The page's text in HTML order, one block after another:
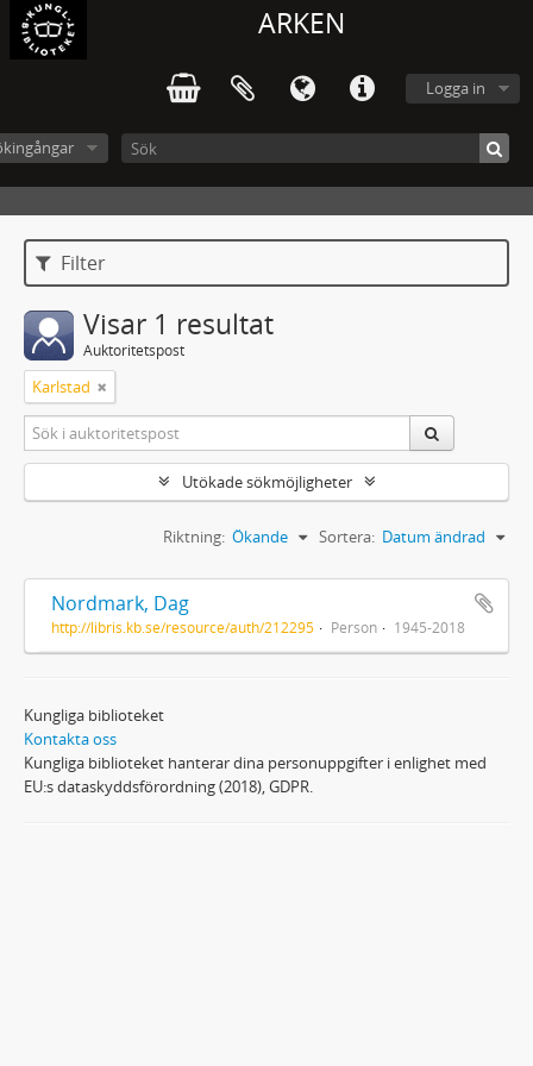
ARKEN
Logga in
Filter
Visar 1 resultat
Auktoritetspost
Karlstad
Utökade sökmöjligheter
Sortera: Datum ändrad
Riktning: Ökande
Nordmark, Dag
http://libris.kb.se/resource/auth/212295 Person 1945-2018
Kungliga biblioteket
Kontakta oss
Kungliga biblioteket hanterar dina personuppgifter i enlighet med
EU:s dataskyddsförordning (2018), GDPR.